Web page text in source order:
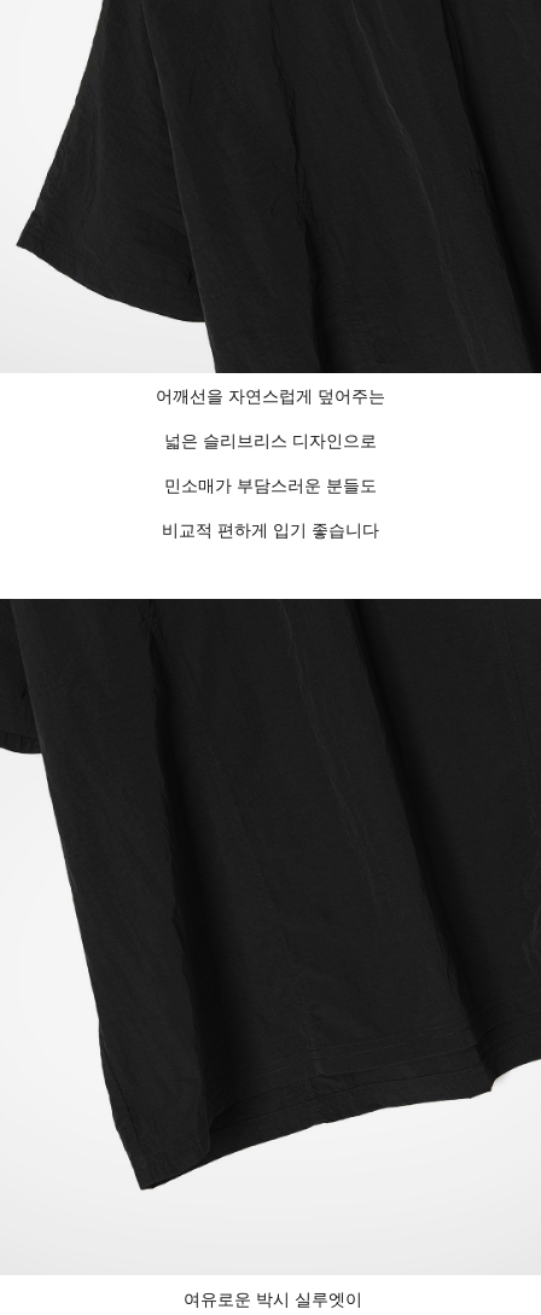
어깨선을 자연스럽게 덮어주는
넓은 슬리브리스 디자인으로
민소매가 부담스러운 분들도
비교적 편하게 입기 좋습니다
여유로운 박시 실루엣이